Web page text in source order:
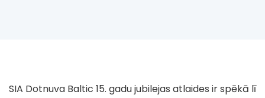
SIA Dotnuva Baltic 15. gadu jubilejas atlaides ir spēkā lī